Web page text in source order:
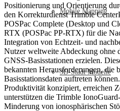
Mobile Mapping
3D-Stadt Modelle
Positionierung und Orientierung
den Korrekturdienst Trimble
POSPac Complete (Desktop und
RTX (POSPac PP-RTX) für die
Integration von Echtzeit- und
Nutzer weltweite Abdeckung ohne
GNSS-Basisstationen erzielen.
bekannten Herausforderungen, die
Basisstationsdaten auftreten
Produktivität konzipiert, erreichen
unterstützen die Trimble
Minderung von ionosphärischen